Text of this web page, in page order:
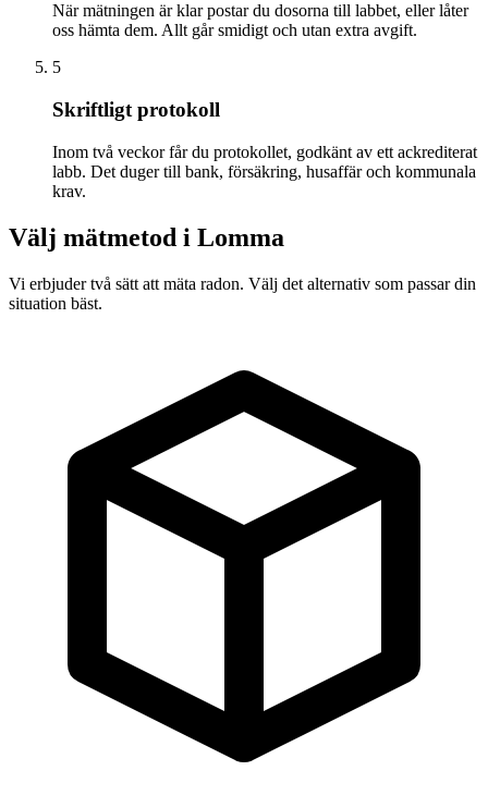
När mätningen är klar postar du dosorna till labbet, eller låter
oss hämta dem. Allt går smidigt och utan extra avgift.
5
Skriftligt protokoll
Inom två veckor får du protokollet, godkänt av ett ackrediterat
labb. Det duger till bank, försäkring, husaffär och kommunala
krav.
Välj mätmetod i Lomma
Vi erbjuder två sätt att mäta radon. Välj det alternativ som passar din
situation bäst.